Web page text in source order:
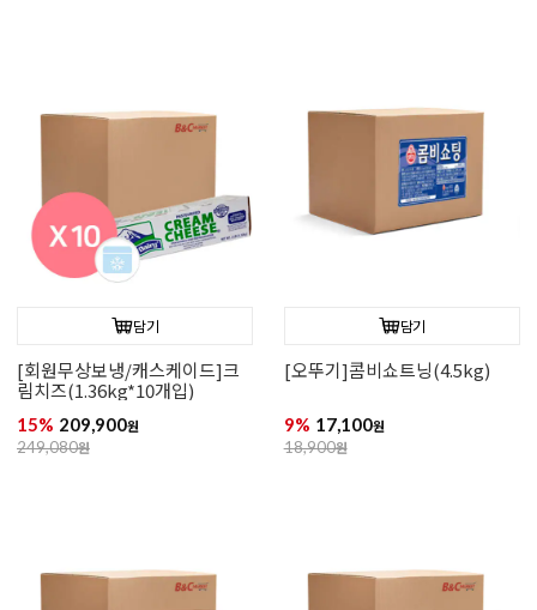
담기
[회원무상보냉/캐스케이드]크
림치즈(1.36kg*10개입)
15% 209,900원
249,080원
담기
[오뚜기]콤비쇼트닝(4.5kg)
9% 17,100원
18,900원